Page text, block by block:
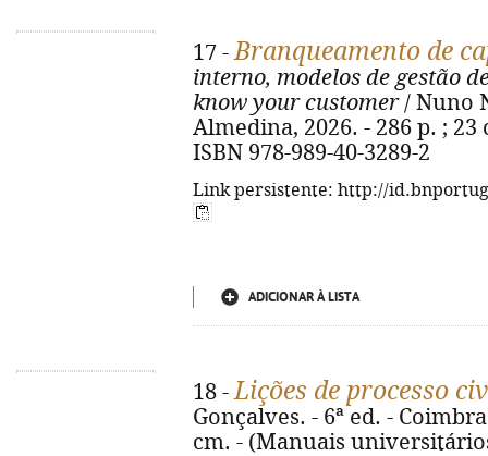
17 -Branqueamento de
interno, modelos de gestão
know your customer/ Nuno
Almedina, 2026. - 286 p. ;
ISBN 978-989-40-3289-2
Link persistente: http://
ADICIONAR À LISTA
18 -Lições de processo
Gonçalves. - 6ª ed. -
cm. - (Manuais